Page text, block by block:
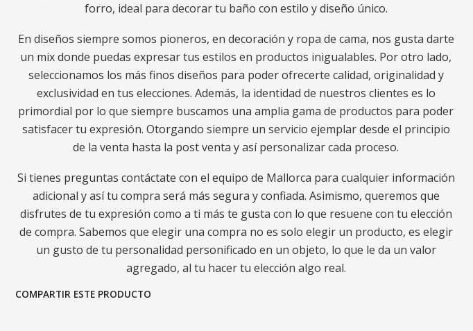
forro, ideal para decorar tu baño con estilo y diseño único.
En diseños siempre somos pioneros, en decoración y ropa de cama, nos gusta darte
un mix donde puedas expresar tus estilos en productos inigualables. Por otro lado,
seleccionamos los más finos diseños para poder ofrecerte calidad, originalidad y
exclusividad en tus elecciones. Además, la identidad de nuestros clientes es lo
primordial por lo que siempre buscamos una amplia gama de productos para poder
satisfacer tu expresión. Otorgando siempre un servicio ejemplar desde el principio
de la venta hasta la post venta y así personalizar cada proceso.
Si tienes preguntas contáctate con el equipo de Mallorca para cualquier información
adicional y así tu compra será más segura y confiada. Asimismo, queremos que
disfrutes de tu expresión como a ti más te gusta con lo que resuene con tu elección
de compra. Sabemos que elegir una compra no es solo elegir un producto, es elegir
un gusto de tu personalidad personificado en un objeto, lo que le da un valor
agregado, al tu hacer tu elección algo real.
COMPARTIR ESTE PRODUCTO